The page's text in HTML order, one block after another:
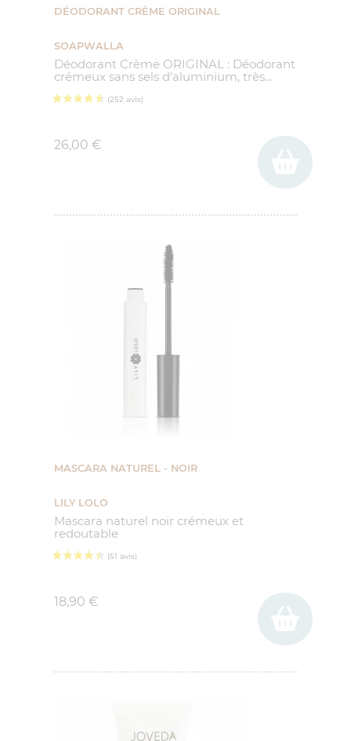
DÉODORANT CRÈME ORIGINAL
SOAPWALLA
Déodorant Crème ORIGINAL : Déodorant
crémeux sans sels d'aluminium, très...
26,00 €
MASCARA NATUREL - NOIR
LILY LOLO
Mascara naturel noir crémeux et
redoutable
18,90 €